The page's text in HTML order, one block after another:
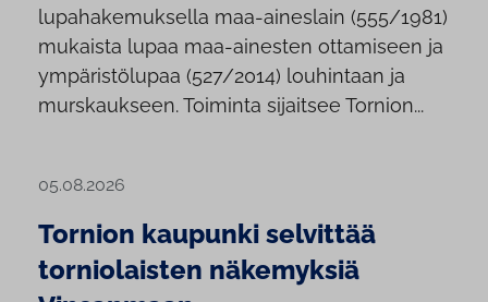
lupahakemuksella maa-aineslain (555/1981)
mukaista lupaa maa-ainesten ottamiseen ja
ympäristölupaa (527/2014) louhintaan ja
murskaukseen. Toiminta sijaitsee Tornion...
05.08.2026
Tornion kaupunki selvittää
torniolaisten näkemyksiä